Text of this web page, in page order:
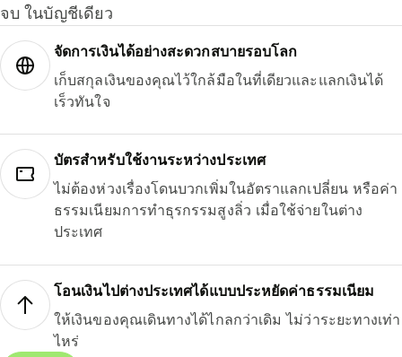
จบ ในบัญชีเดียว
จัดการเงินได้อย่างสะดวกสบายรอบโลก
เก็บสกุลเงินของคุณไว้ใกล้มือในที่เดียวและแลกเงินได้
เร็วทันใจ
บัตรสำหรับใช้งานระหว่างประเทศ
ไม่ต้องห่วงเรื่องโดนบวกเพิ่มในอัตราแลกเปลี่ยน หรือค่า
ธรรมเนียมการทำธุรกรรมสูงลิ่ว เมื่อใช้จ่ายในต่าง
ประเทศ
โอนเงินไปต่างประเทศได้แบบประหยัดค่าธรรมเนียม
ให้เงินของคุณเดินทางได้ไกลกว่าเดิม ไม่ว่าระยะทางเท่า
ไหร่